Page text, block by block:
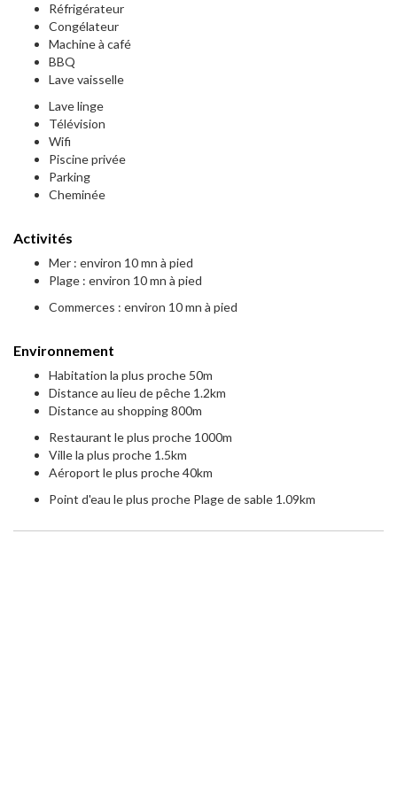
Réfrigérateur
Congélateur
Machine à café
BBQ
Lave vaisselle
Lave linge
Télévision
Wifi
Piscine privée
Parking
Cheminée
Activités
Mer : environ 10 mn à pied
Plage : environ 10 mn à pied
Commerces : environ 10 mn à pied
Environnement
Habitation la plus proche 50m
Distance au lieu de pêche 1.2km
Distance au shopping 800m
Restaurant le plus proche 1000m
Ville la plus proche 1.5km
Aéroport le plus proche 40km
Point d'eau le plus proche Plage de sable 1.09km